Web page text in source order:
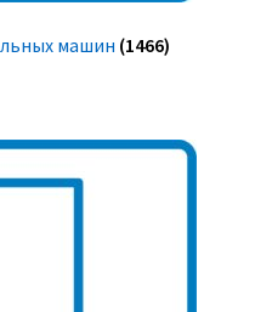
машин (1466)